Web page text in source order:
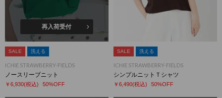
再入荷受付
SALE 洗える
ICHIE STRAWBERRY-FIELDS
ノースリーブニット
￥6,930(税込) 50%OFF
SALE 洗える
ICHIE STRAWBERRY-FIELDS
シンプルニットＴシャツ
￥6,490(税込) 50%OFF